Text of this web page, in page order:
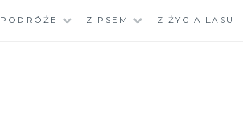
PODRÓŻE Z PSEM Z ŻYCIA LASU